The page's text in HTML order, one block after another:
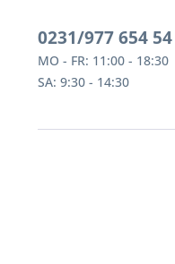
0231/977 654 54
MO - FR: 11:00 - 18:30
SA: 9:30 - 14:30